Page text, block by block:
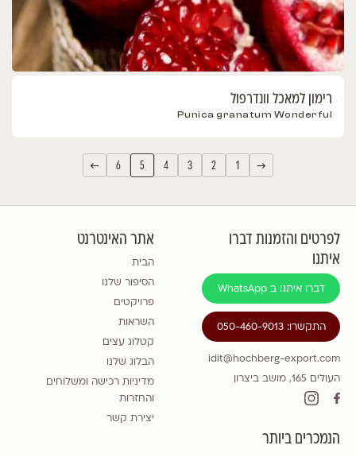
רימון למאכל וונדרפול
Punica granatum Wonderful
→
2
3
4
5
6
←
לפרטים והזמנות דברו
איתנו
דברו איתנו ב WhatsApp
התקשרו: 050-460-9013
idit@hochberg-export.com
העולים 165, מושב ביצרון
אתר האינטרנט
הבית
הסיפור שלנו
פרויקטים
השראות
קטלוג עצים
הבלוג שלנו
מדיניות רכישה ומשלוחים
והחזרות
יצירת קשר
הנמכרים ביותר